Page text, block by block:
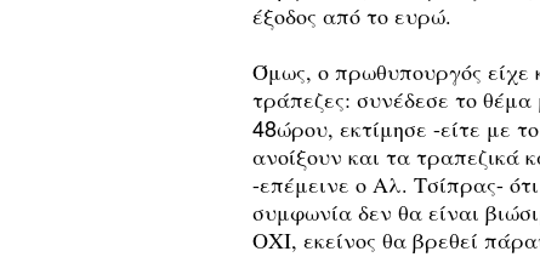
έξοδος από το ευρώ.
Όμως, ο πρωθυπουργός είχε
τράπεζες: συνέδεσε το
48ώρου, εκτίμησε -είτε με
ανοίξουν και τα τραπεζικά
-επέμεινε ο Αλ. Τσίπρας-
συμφωνία δεν θα είναι
ΟΧΙ, εκείνος θα βρεθεί